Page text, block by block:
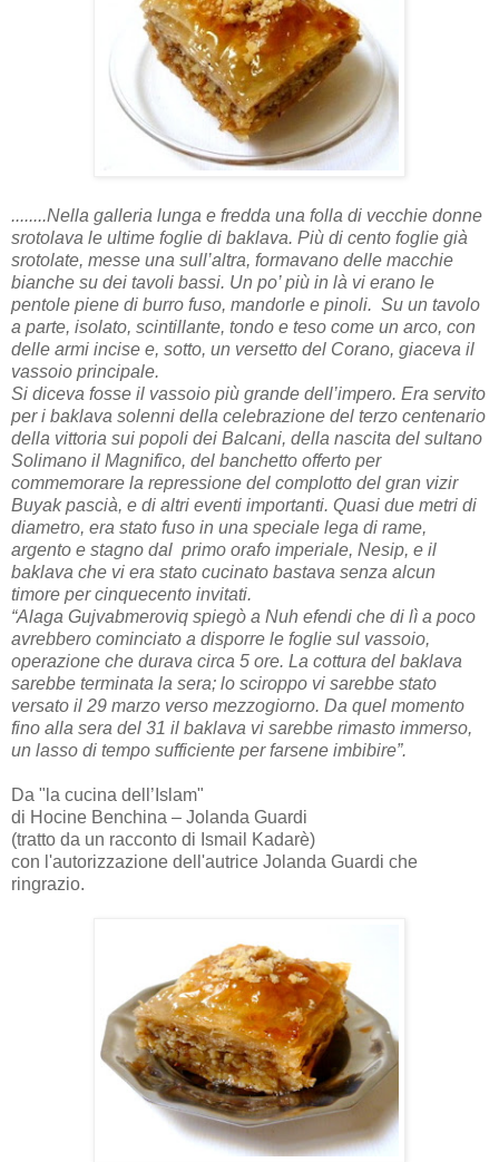
........Nella galleria lunga e fredda una folla di vecchie donne
srotolava le ultime foglie di baklava. Più di cento foglie già
srotolate, messe una sull’altra, formavano delle macchie
bianche su dei tavoli bassi. Un po’ più in là vi erano le
pentole piene di burro fuso, mandorle e pinoli. Su un tavolo
a parte, isolato, scintillante, tondo e teso come un arco, con
delle armi incise e, sotto, un versetto del Corano, giaceva il
vassoio principale.
Si diceva fosse il vassoio più grande dell’impero. Era servito
per i baklava solenni della celebrazione del terzo centenario
della vittoria sui popoli dei Balcani, della nascita del sultano
Solimano il Magnifico, del banchetto offerto per
commemorare la repressione del complotto del gran vizir
Buyak pascià, e di altri eventi importanti. Quasi due metri di
diametro, era stato fuso in una speciale lega di rame,
argento e stagno dal primo orafo imperiale, Nesip, e il
baklava che vi era stato cucinato bastava senza alcun
timore per cinquecento invitati.
“Alaga Gujvabmeroviq spiegò a Nuh efendi che di lì a poco
avrebbero cominciato a disporre le foglie sul vassoio,
operazione che durava circa 5 ore. La cottura del baklava
sarebbe terminata la sera; lo sciroppo vi sarebbe stato
versato il 29 marzo verso mezzogiorno. Da quel momento
fino alla sera del 31 il baklava vi sarebbe rimasto immerso,
un lasso di tempo sufficiente per farsene imbibire”.
Da "la cucina dell’Islam"
di Hocine Benchina – Jolanda Guardi
(tratto da un racconto di Ismail Kadarè)
con l'autorizzazione dell'autrice Jolanda Guardi che
ringrazio.